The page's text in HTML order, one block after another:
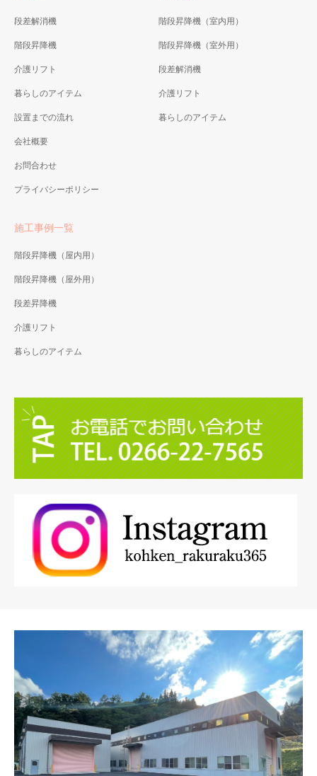
段差解消機
階段昇降機
介護リフト
暮らしのアイテム
設置までの流れ
会社概要
お問合わせ
プライバシーポリシー
階段昇降機（室内用）
階段昇降機（室外用）
段差解消機
介護リフト
暮らしのアイテム
施工事例一覧
階段昇降機（屋内用）
階段昇降機（屋外用）
段差昇降機
介護リフト
暮らしのアイテム